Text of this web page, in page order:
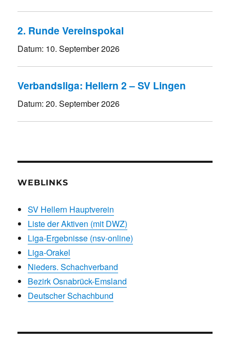
2. Runde Vereinspokal
Datum: 10. September 2026
Verbandsliga: Hellern 2 – SV Lingen
Datum:20. September 2026
WEBLINKS
SV Hellern Hauptverein
Liste der Aktiven (mit DWZ)
Liga-Ergebnisse (nsv-online)
Liga-Orakel
Nieders. Schachverband
Bezirk Osnabrück-Emsland
Deutscher Schachbund